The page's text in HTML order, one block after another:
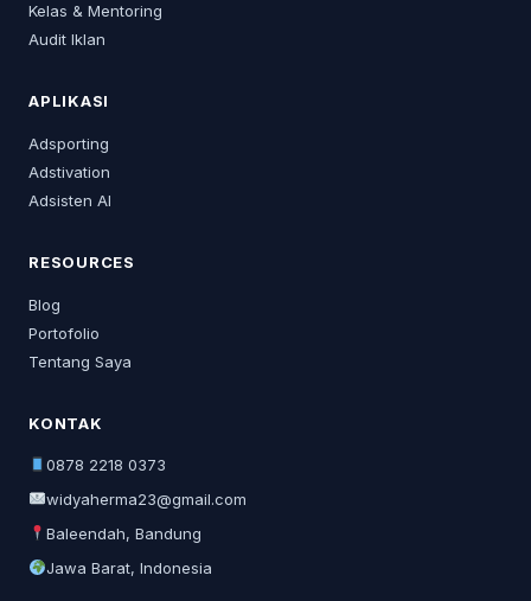
Kelas & Mentoring
Audit Iklan
APLIKASI
Adsporting
Adstivation
Adsisten AI
RESOURCES
Blog
Portofolio
Tentang Saya
KONTAK
0878 2218 0373
widyaherma23@gmail.com
Baleendah, Bandung
Jawa Barat, Indonesia